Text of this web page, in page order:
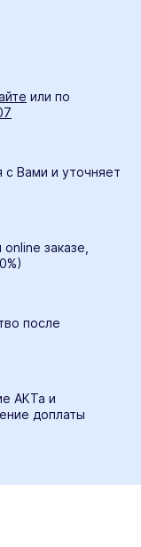
или по
с Вами и уточняет
заказе,
после
АКТа и
доплаты